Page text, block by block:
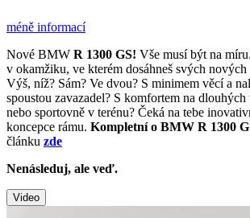
méně informací
Nové BMW R 1300 GS! Vše musí být na
v okamžiku, ve kterém dosáhneš svých
Výš, níž? Sám? Ve dvou? S minimem věcí a
spoustou zavazadel? S komfortem na dlouhých
nebo sportovně v terénu? Čeká na tebe
koncepce rámu. Kompletní o BMW R 1300
článku zde
Nenásleduj, ale veď.
Video